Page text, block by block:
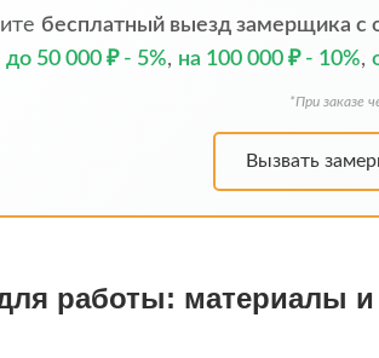
бесплатный выезд замерщика с
до 50 000 ₽ - 5%, на 100 000 ₽ - 10%,
*При заказе
Вызвать
работы: материалы